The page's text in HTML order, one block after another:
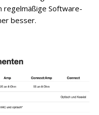
regelmäßige Software-
besser.